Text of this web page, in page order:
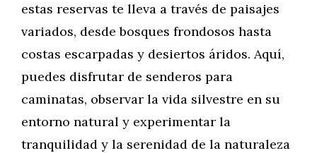
estas reservas te lleva a través de paisajes
variados, desde bosques frondosos hasta
costas escarpadas y desiertos áridos. Aquí,
puedes disfrutar de senderos para
caminatas, observar la vida silvestre en su
entorno natural y experimentar la
tranquilidad y la serenidad de la naturaleza